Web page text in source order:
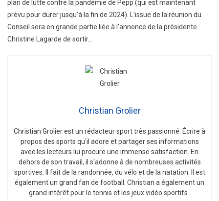
plan de lutte contre la pandémie de Pepp (qui est maintenant
prévu pour durer jusqu’à la fin de 2024). L’issue de la réunion du
Conseil sera en grande partie liée à l’annonce de la présidente
Christine Lagarde de sortir…
Christian Grolier
Christian Grolierestun rédacteursporttrès passionné Écrire à
propos des sports qu‘il adore etpartagerses informations
avecles lecteurs lui procure une immense satisfaction En
dehors de son travail, il s‘adonne à de nombreuses activités
sportives Il faitde la randonnée, du vélo etde la natation Il est
égalementun grand fan de football Christian a égalementun
grand intérêtpourle tennis etles jeuxvidéo sportifs